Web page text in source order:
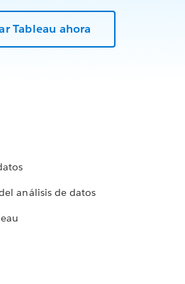
Tableau ahora
análisis de datos